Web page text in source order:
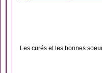
Les curés et les bonnes